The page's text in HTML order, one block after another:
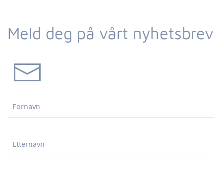
Meld deg på vårt nyhetsbrev